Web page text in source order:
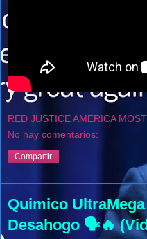
RED JUSTICE AMERICA
No hay comentarios:
Compartir
Quimico UltraMega
Desahogo 🗣🔥